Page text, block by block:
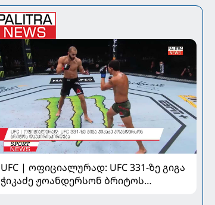
UFC | ოფიციალურად: UFC 331-ზე გიგა
ჭიკაძე ჟოანდერსონ ბრიტოს